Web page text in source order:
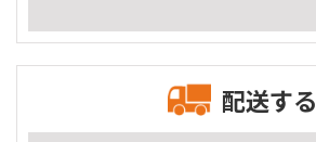
配送する